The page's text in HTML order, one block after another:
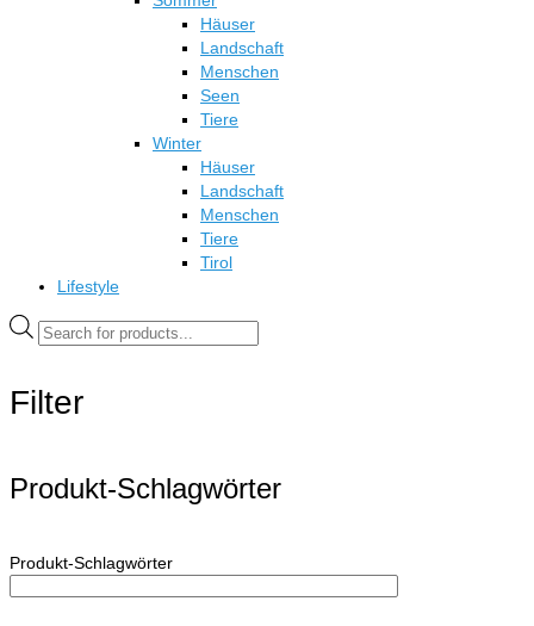
Häuser
Landschaft
Menschen
Seen
Tiere
Winter
Häuser
Landschaft
Menschen
Tiere
Tirol
Lifestyle
Products
search
Filter
Produkt-Schlagwörter
Produkt-Schlagwörter